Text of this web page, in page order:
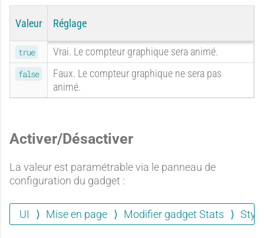
n
é
e
n
t
a
e
i
m
n
Valeur Réglage
true Vrai. Le compteur graphique sera animé.
false
Faux. Le compteur graphique ne sera pas
animé.
Activer/Désactiver
La valeur est paramétrable via le panneau de
configuration du gadget :
UI Mise en page Modifier gadget Stats